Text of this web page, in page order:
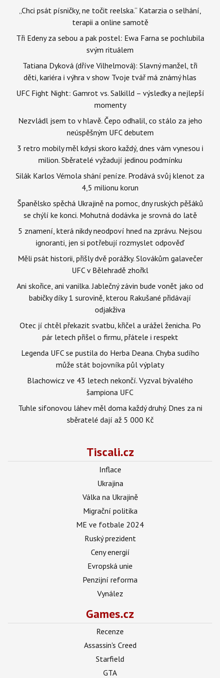
„Chci psát písničky, ne točit reelska.“ Katarzia o selhání,
terapii a online samotě
Tři Edeny za sebou a pak postel: Ewa Farna se pochlubila
svým rituálem
Tatiana Dyková (dříve Vilhelmová): Slavný manžel, tři
děti, kariéra i výhra v show Tvoje tvář má známý hlas
UFC Fight Night: Gamrot vs. Salkilld – výsledky a nejlepší
momenty
Nezvládl jsem to v hlavě. Čepo odhalil, co stálo za jeho
neúspěšným UFC debutem
3 retro mobily měl kdysi skoro každý, dnes vám vynesou i
milion. Sběratelé vyžadují jedinou podmínku
Silák Karlos Vémola shání peníze. Prodává svůj klenot za
4,5 milionu korun
Španělsko spěchá Ukrajině na pomoc, dny ruských pěšáků
se chýlí ke konci. Mohutná dodávka je srovná do latě
5 znamení, která nikdy neodpoví hned na zprávu. Nejsou
ignoranti, jen si potřebují rozmyslet odpověď
Měli psát historii, přišly dvě porážky. Slovákům galavečer
UFC v Bělehradě zhořkl
Ani skořice, ani vanilka. Jablečný závin bude vonět jako od
babičky díky 1 surovině, kterou Rakušané přidávají
odjakživa
Otec jí chtěl překazit svatbu, křičel a urážel ženicha. Po
pár letech přišel o firmu, přátele i respekt
Legenda UFC se pustila do Herba Deana. Chyba sudího
může stát bojovníka půl výplaty
Blachowicz ve 43 letech nekončí. Vyzval bývalého
šampiona UFC
Tuhle sifonovou láhev měl doma každý druhý. Dnes za ni
sběratelé dají až 5 000 Kč
Tiscali.cz
Inflace
Ukrajina
Válka na Ukrajině
Migrační politika
ME ve fotbale 2024
Ruský prezident
Ceny energií
Evropská unie
Penzijní reforma
Vynález
Games.cz
Recenze
Assassin's Creed
Starfield
GTA